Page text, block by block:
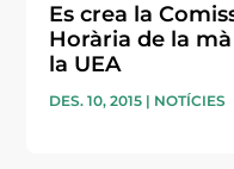
Es crea la
Horària de la
la UEA
DES. 10, 2015 | NOTÍCIES